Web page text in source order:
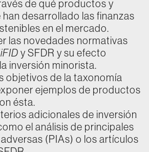
de qué productos y
desarrollado las finanzas
en el mercado.
las novedades normativas
y SFDR y su efecto
inversión minorista.
objetivos de la taxonomía
ejemplos de productos
ésta.
adicionales de inversión
el análisis de principales
(PIAs) o los artículos